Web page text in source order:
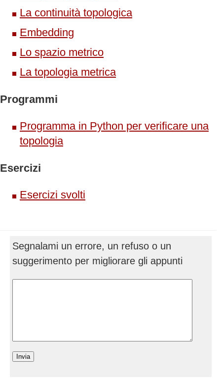
La continuità topologica
Embedding
Lo spazio metrico
La topologia metrica
Programmi
Programma in Python per verificare una
topologia
Esercizi
Esercizi svolti
Segnalami un errore, un refuso o un
suggerimento per migliorare gli appunti